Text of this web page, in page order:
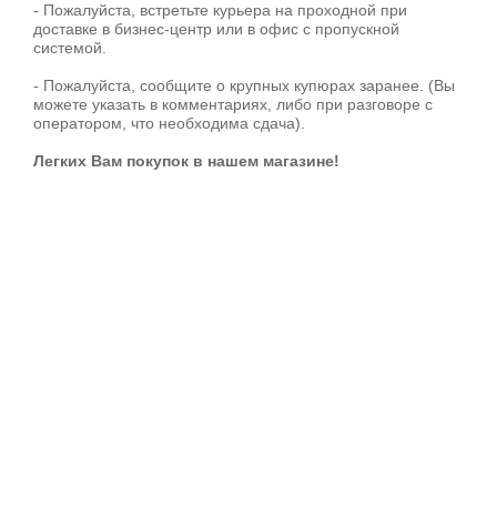
- Пожалуйста, встретьте курьера на проходной при
доставке в бизнес-центр или в офис с пропускной
системой.
- Пожалуйста, сообщите о крупных купюрах заранее. (Вы
можете указать в комментариях, либо при разговоре с
оператором, что необходима сдача).
Легких Вам покупок в нашем магазине!